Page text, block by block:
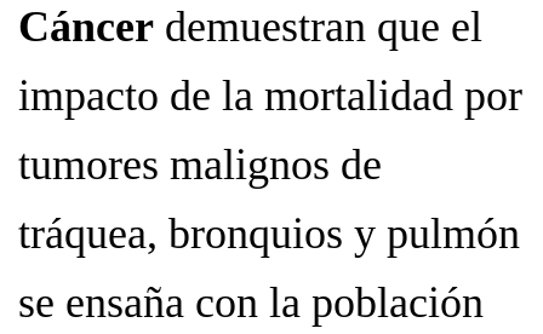
Cáncer demuestran que el
impacto de la mortalidad por
tumores malignos de
tráquea, bronquios y pulmón
se ensaña con la población